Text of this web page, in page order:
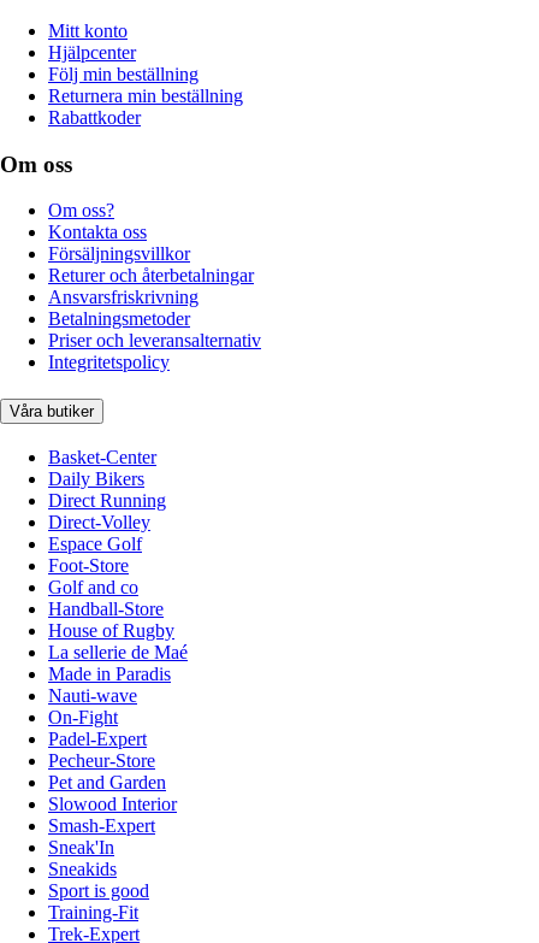
Mitt konto
Hjälpcenter
Följ min beställning
Returnera min beställning
Rabattkoder
Om oss
Om oss?
Kontakta oss
Försäljningsvillkor
Returer och återbetalningar
Ansvarsfriskrivning
Betalningsmetoder
Priser och leveransalternativ
Integritetspolicy
Våra butiker
Basket-Center
Daily Bikers
Direct Running
Direct-Volley
Espace Golf
Foot-Store
Golf and co
Handball-Store
House of Rugby
La sellerie de Maé
Made in Paradis
Nauti-wave
On-Fight
Padel-Expert
Pecheur-Store
Pet and Garden
Slowood Interior
Smash-Expert
Sneak'In
Sneakids
Sport is good
Training-Fit
Trek-Expert